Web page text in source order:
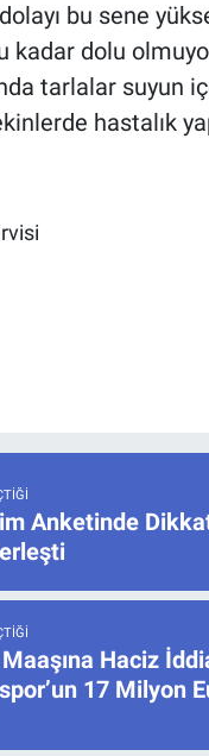
dolayı bu sene
dolu
tarlalar suyun
hastalık
Anketinde
Maaşına Haciz
17 Milyon